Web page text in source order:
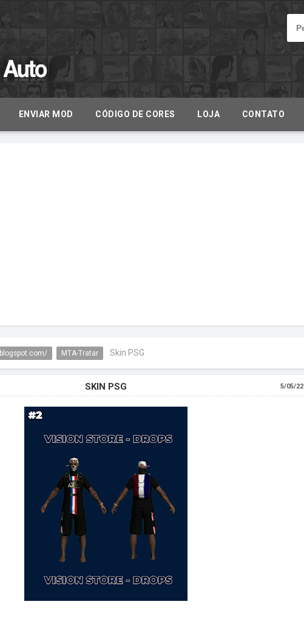
ENVIAR MOD CÓDIGO DE CORES LOJA CONTATO
MTA-Tratar Skin PSG
SKIN PSG 5/05/22